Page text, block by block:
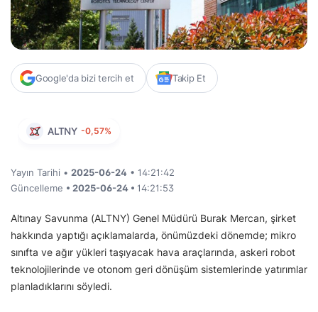
Google'da bizi tercih et Takip Et
ALTNY -0,57%
Yayın Tarihi • 2025-06-24 • 14:21:42
Güncelleme • 2025-06-24 • 14:21:53
Altınay Savunma (ALTNY) Genel Müdürü Burak Mercan, şirket
hakkında yaptığı açıklamalarda, önümüzdeki dönemde; mikro
sınıfta ve ağır yükleri taşıyacak hava araçlarında, askeri robot
teknolojilerinde ve otonom geri dönüşüm sistemlerinde yatırımlar
planladıklarını söyledi.